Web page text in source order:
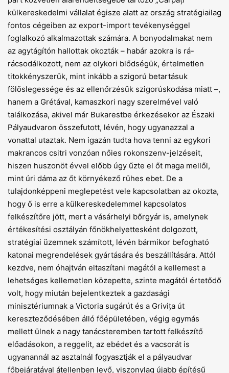
külkereskedelmi vállalat égisze alatt az ország stratégiailag
fontos cégeiben az export-import tevékenységgel
foglalkozó alkalmazottak számára. A bonyodalmakat nem
az agytágítón hallottak okozták – habár azokra is rá-
rácsodálkozott, nem az olykori blődségük, értelmetlen
titokkényszerük, mint inkább a szigorú betartásuk
fölöslegessége és az ellenőrzésük szigorúskodása miatt –,
hanem a Grétával, kamaszkori nagy szerelmével való
találkozása, akivel már Bukarestbe érkezésekor az Északi
Pályaudvaron összefutott, lévén, hogy ugyanazzal a
vonattal utaztak. Nem igazán tudta hova tenni az egykori
makrancos csitri vonzóan nőies rokonszenv-jelzéseit,
hiszen huszonöt évvel előbb úgy űzte el őt maga mellől,
mint úri dáma az őt környékező rühes ebet. De a
tulajdonképpeni meglepetést vele kapcsolatban az okozta,
hogy ő is erre a külkereskedelemmel kapcsolatos
felkészítőre jött, mert a vásárhelyi bőrgyár is, amelynek
értékesítési osztályán főnökhelyettesként dolgozott,
stratégiai üzemnek számított, lévén bármikor befogható
katonai megrendelések gyártására és beszállítására. Attól
kezdve, nem óhajtván eltaszítani magától a kellemest a
lehetséges kellemetlen közepette, szinte magától értetődő
volt, hogy miután bejelentkeztek a gazdasági
minisztériumnak a Victoria sugárút és a Grivița út
kereszteződésében álló főépületében, végig egymás
mellett ülnek a nagy tanácsteremben tartott felkészítő
előadásokon, a reggelit, az ebédet és a vacsorát is
ugyanannál az asztalnál fogyasztják el a pályaudvar
főbejáratával átellenben levő, viszonylag újabb építésű